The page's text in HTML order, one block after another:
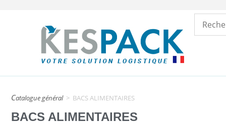
catalogue général > BACS ALIMENTAIRES
BACS ALIMENTAIRES